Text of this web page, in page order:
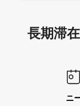
長期滞
ニ